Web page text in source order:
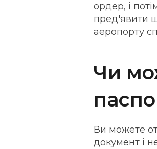
ордер, і
пред'явити
аеропорту
Чи
Ви можете
документ і